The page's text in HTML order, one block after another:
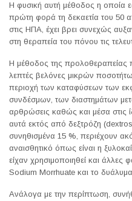
Η φυσική αυτή μέθοδος η οποία
πρώτη φορά τη δεκαετία του 50
στις ΗΠΑ, έχει βρει συνεχώς
στη θεραπεία του πόνου τις
Η μέθοδος της προλοθεραπείας
λεπτές βελόνες μικρών
περιοχή των καταφύσεων των
συνδέσμων, των διαστημάτων
αρθρώσεις καθώς και μέσα στις
αυτά εκτός από δεξτρόζη
συνηθισμένα 15 %, περιέχουν
αναισθητικό όπως είναι η
είχαν χρησιμοποιηθεί και άλλες
Sodium Morrhuate και το
Ανάλογα με την περίπτωση,